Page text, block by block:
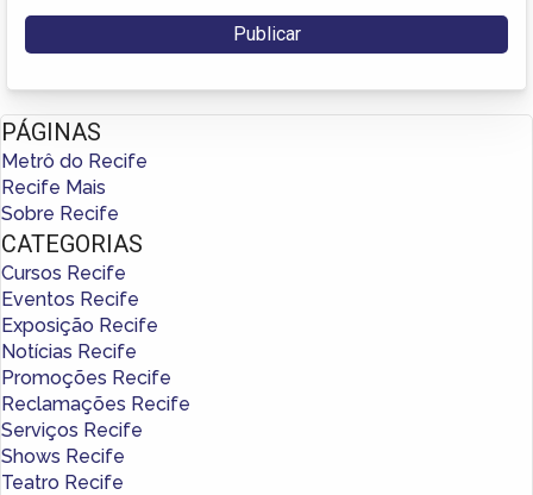
PÁGINAS
Metrô do Recife
Recife Mais
Sobre Recife
CATEGORIAS
Cursos Recife
Eventos Recife
Exposição Recife
Notícias Recife
Promoções Recife
Reclamações Recife
Serviços Recife
Shows Recife
Teatro Recife